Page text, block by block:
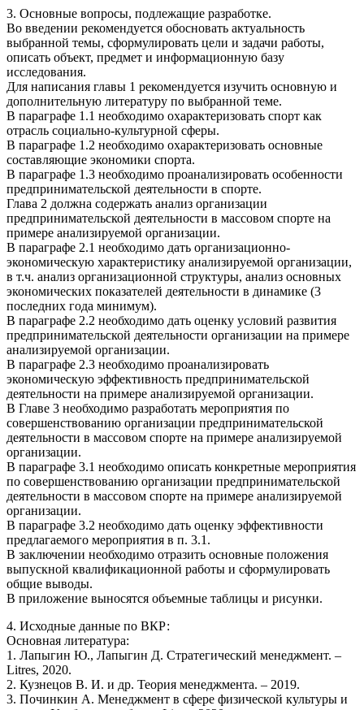
3. Основные вопросы, подлежащие разработке.
Во введении рекомендуется обосновать актуальность
выбранной темы, сформулировать цели и задачи работы,
описать объект, предмет и информационную базу
исследования.
Для написания главы 1 рекомендуется изучить основную и
дополнительную литературу по выбранной теме.
В параграфе 1.1 необходимо охарактеризовать спорт как
отрасль социально-культурной сферы.
В параграфе 1.2 необходимо охарактеризовать основные
составляющие экономики спорта.
В параграфе 1.3 необходимо проанализировать особенности
предпринимательской деятельности в спорте.
Глава 2 должна содержать анализ организации
предпринимательской деятельности в массовом спорте на
примере анализируемой организации.
В параграфе 2.1 необходимо дать организационно-
экономическую характеристику анализируемой организации,
в т.ч. анализ организационной структуры, анализ основных
экономических показателей деятельности в динамике (3
последних года минимум).
В параграфе 2.2 необходимо дать оценку условий развития
предпринимательской деятельности организации на примере
анализируемой организации.
В параграфе 2.3 необходимо проанализировать
экономическую эффективность предпринимательской
деятельности на примере анализируемой организации.
В Главе 3 необходимо разработать мероприятия по
совершенствованию организации предпринимательской
деятельности в массовом спорте на примере анализируемой
организации.
В параграфе 3.1 необходимо описать конкретные мероприятия
по совершенствованию организации предпринимательской
деятельности в массовом спорте на примере анализируемой
организации.
В параграфе 3.2 необходимо дать оценку эффективности
предлагаемого мероприятия в п. 3.1.
В заключении необходимо отразить основные положения
выпускной квалификационной работы и сформулировать
общие выводы.
В приложение выносятся объемные таблицы и рисунки.
4. Исходные данные по ВКР:
Основная литература:
1. Лапыгин Ю., Лапыгин Д. Стратегический менеджмент. –
Litres, 2020.
2. Кузнецов В. И. и др. Теория менеджмента. – 2019.
3. Починкин А. Менеджмент в сфере физической культуры и